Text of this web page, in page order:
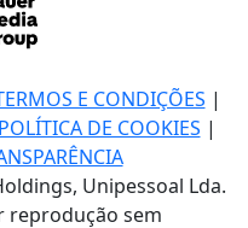
E CONDIÇÕES |
POLÍTICA DE COOKIES |
Unipessoal Lda.
reprodução sem